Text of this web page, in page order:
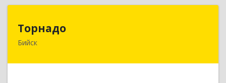
Торнадо
Бийск
659321, Алтайский край, Бийск г, Советская ул,